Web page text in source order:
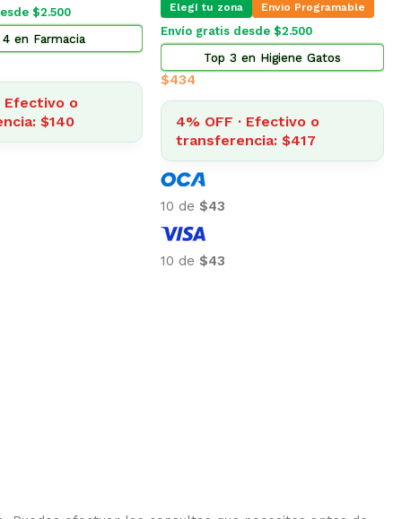
Alimento Perros
Efectivo o
$2.964
Elegí tu zona
Envío Gratis Programable
Envío gratis
$3.185
4% OFF · Efectivo o
transferencia: $3.057
10 de $318
10 de $318